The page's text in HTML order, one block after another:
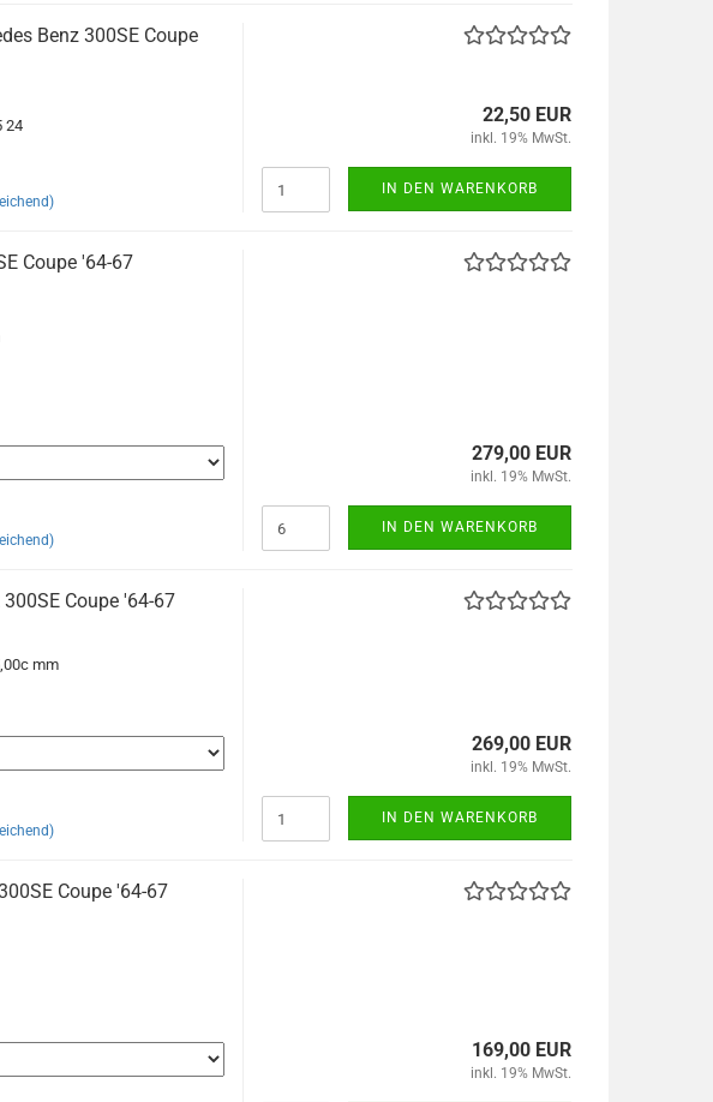
Benz 300SE Coupe
24
22,50 EUR
inkl. 19% MwSt.
IN DEN WARENKORB
Coupe '64-67
279,00 EUR
inkl. 19% MwSt.
IN DEN WARENKORB
Coupe '64-67
mm
269,00 EUR
inkl. 19% MwSt.
IN DEN WARENKORB
Coupe '64-67
169,00 EUR
inkl. 19% MwSt.